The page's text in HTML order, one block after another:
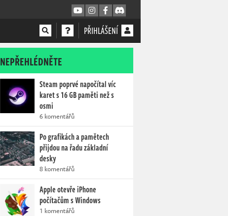
PŘIHLÁŠENÍ
NEPŘEHLÉDNĚTE
Steam poprvé napočítal víc
karet s 16 GB paměti než s
osmi
6 komentářů
Po grafikách a pamětech
přijdou na řadu základní
desky
8 komentářů
Apple otevře iPhone
počítačům s Windows
1 komentářů